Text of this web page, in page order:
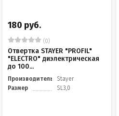
180 руб.
(0)
Отвертка STAYER "PROFIL"
"ELECTRO" диэлектрическая
до 100...
Производитель
Stayer
Размер
SL3,0